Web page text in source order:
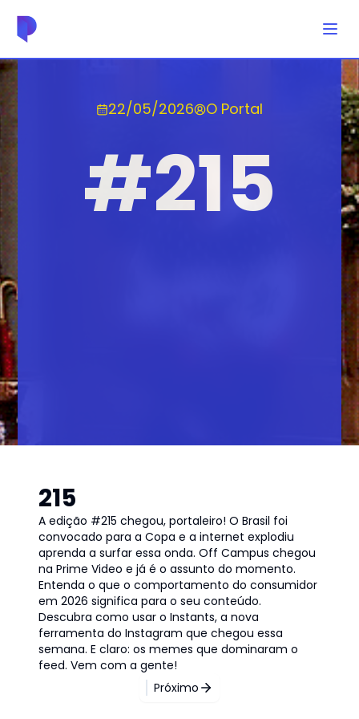
22/05/2026 O Portal
#215
215
A edição #215 chegou, portaleiro! O Brasil foi
convocado para a Copa e a internet explodiu
aprenda a surfar essa onda. Off Campus chegou
na Prime Video e já é o assunto do momento.
Entenda o que o comportamento do consumidor
em 2026 significa para o seu conteúdo.
Descubra como usar o Instants, a nova
ferramenta do Instagram que chegou essa
semana. E claro: os memes que dominaram o
feed. Vem com a gente!
Próximo